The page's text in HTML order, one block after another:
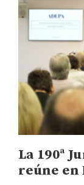
La 190ª
reúne en